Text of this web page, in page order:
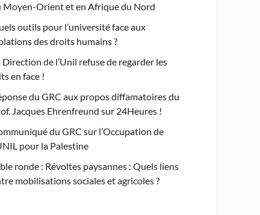
Moyen-Orient et en Afrique du Nord
outils pour l’université face aux
des droits humains ?
Direction de l’Unil refuse de regarder les
en face !
du GRC aux propos diffamatoires du
Jacques Ehrenfreund sur 24Heures !
du GRC sur l’Occupation de
pour la Palestine
ronde : Révoltes paysannes : Quels liens
mobilisations sociales et agricoles ?